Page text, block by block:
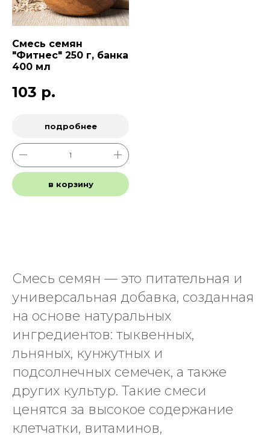
Смесь семян
"Фитнес" 250 г, банка
400 мл
103 р.
подробнее
в корзину
Смесь семян — это питательная и
универсальная добавка, созданная
на основе натуральных
ингредиентов: тыквенных,
льняных, кунжутных и
подсолнечных семечек, а также
других культур. Такие смеси
ценятся за высокое содержание
клетчатки, витаминов,